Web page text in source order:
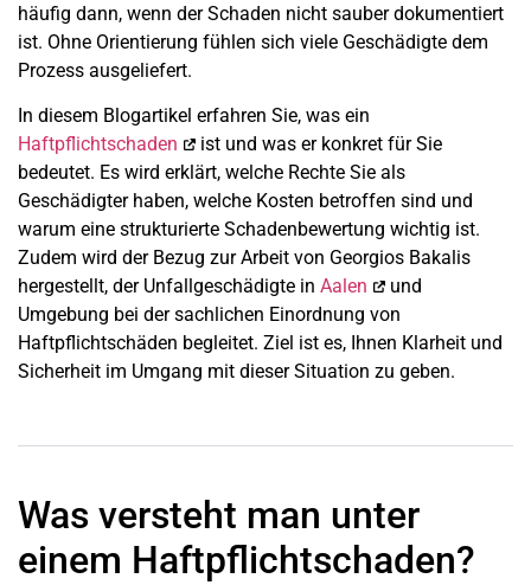
häufig dann, wenn der Schaden nicht sauber dokumentiert
ist. Ohne Orientierung fühlen sich viele Geschädigte dem
Prozess ausgeliefert.
In diesem Blogartikel erfahren Sie, was ein
Haftpflichtschaden
ist und was er konkret für Sie
bedeutet. Es wird erklärt, welche Rechte Sie als
Geschädigter haben, welche Kosten betroffen sind und
warum eine strukturierte Schadenbewertung wichtig ist.
Zudem wird der Bezug zur Arbeit von Georgios Bakalis
hergestellt, der Unfallgeschädigte in Aalen
und
Umgebung bei der sachlichen Einordnung von
Haftpflichtschäden begleitet. Ziel ist es, Ihnen Klarheit und
Sicherheit im Umgang mit dieser Situation zu geben.
Was versteht man unter
einem Haftpflichtschaden?